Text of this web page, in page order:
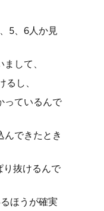
5、6人か見
して、
し、
っているんで
んできたとき
り抜けるんで
ほうが確実